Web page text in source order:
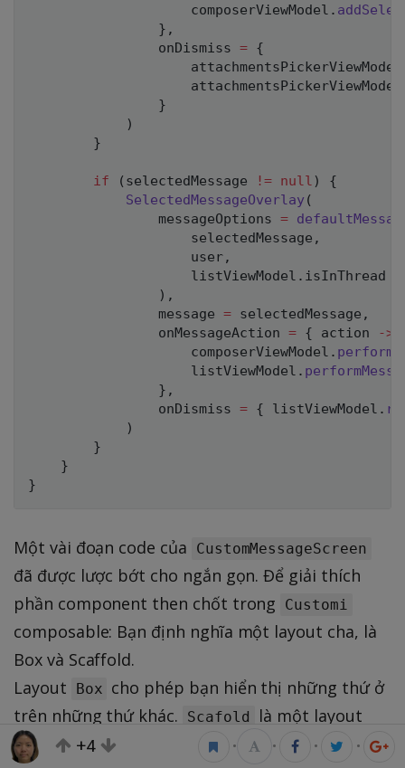
                    composerViewModel
.
} ,
                onDismiss
= {
                    attachmentsPickerViewModel
                    attachmentsPickerViewModel
}
)
}
if ( selectedMessage != null )
{
SelectedMessageOverlay (
                messageOptions
=
                    selectedMessage
,
                    user
,
                    listViewModel
. isInThread
) ,
                message
= selectedMessage ,
                onMessageAction
= { action
->
                    composerViewModel
.
                    listViewModel
.
} ,
                onDismiss
= { listViewModel .
)
}
}
}
Một vài đoạn code của CustomMessageScreen
đã được lược bớt cho ngắn gọn. Để giải thích
phần component then chốt trong
Customi
composable: Bạn định nghĩa một layout cha, là
Box và Scaffold.
Layout
Box cho phép bạn hiển thị những thứ ở
trên những thứ khác.
Scafold
là một layout
chất liệu thiết kế mà làm cho việc thêm những
+4 • • • •